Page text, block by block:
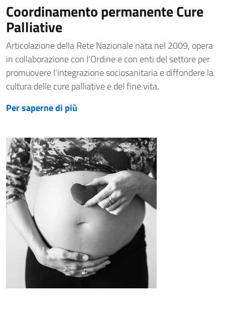
Coordinamento permanente Cure
Palliative
Articolazione della Rete Nazionale nata nel 2009, opera
in collaborazione con l'Ordine e con enti del settore per
promuovere l'integrazione sociosanitaria e diffondere la
cultura delle cure palliative e del fine vita.
Per saperne di più